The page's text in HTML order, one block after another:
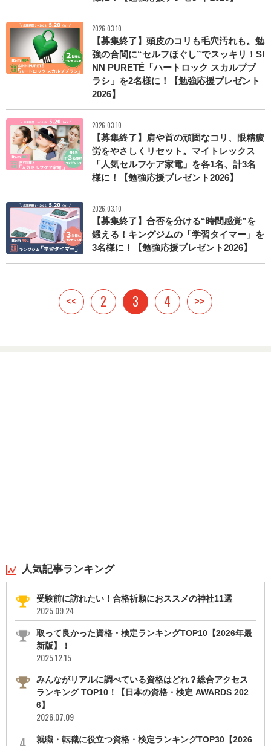
2026.03.10
【募集終了】頭皮のコリも毛穴汚れも。勉
強の合間に“セルフほぐし”でスッキリ！SI
NN PURETÉ「ハートロック スカルプブ
ラシ」を2名様に！【勉強応援プレゼント
2026】
2026.03.10
【募集終了】肩や首の頑固なコリ、眼精疲
労をやさしくリセット。マイトレックス
「人気セルフケア家電」を各1名、計3名
様に！【勉強応援プレゼント2026】
2026.03.10
【募集終了】合否を分ける“時間感覚”を
鍛える！キングジムの「学習タイマー」を
3名様に！【勉強応援プレゼント2026】
<< 2 3 4 >>
人気記事ランキング
受験前に訪れたい！合格祈願におススメの神社11選
2025.09.24
取って良かった資格・検定ランキングTOP10【2026年最
新版】！
2025.12.15
みんながリアルに調べている資格はどれ？総合アクセス
ランキング TOP10！【日本の資格・検定 AWARDS 202
6】
2026.07.09
就職・転職に役立つ資格・検定ランキングTOP30【2026